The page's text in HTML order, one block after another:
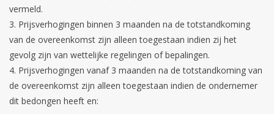
vermeld.
Prijsverhogingen binnen 3 maanden na de totstandkoming
van de overeenkomst zijn alleen toegestaan indien zij het
gevolg zijn van wettelijke regelingen of bepalingen.
Prijsverhogingen vanaf 3 maanden na de totstandkoming van
de overeenkomst zijn alleen toegestaan indien de ondernemer
dit bedongen heeft en: